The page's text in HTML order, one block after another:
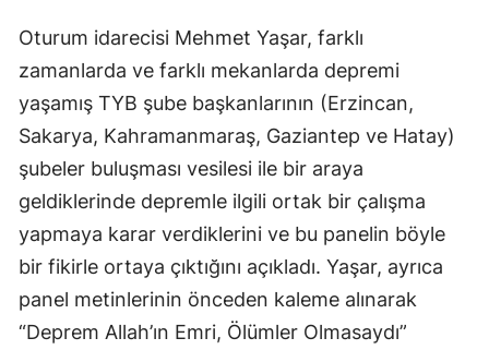
Oturum idarecisi Mehmet Yaşar, farklı
zamanlarda ve farklı mekanlarda depremi
yaşamış TYB şube başkanlarının (Erzincan,
Sakarya, Kahramanmaraş, Gaziantep ve Hatay)
şubeler buluşması vesilesi ile bir araya
geldiklerinde depremle ilgili ortak bir çalışma
yapmaya karar verdiklerini ve bu panelin böyle
bir fikirle ortaya çıktığını açıkladı. Yaşar, ayrıca
panel metinlerinin önceden kaleme alınarak
“Deprem Allah’ın Emri, Ölümler Olmasaydı”